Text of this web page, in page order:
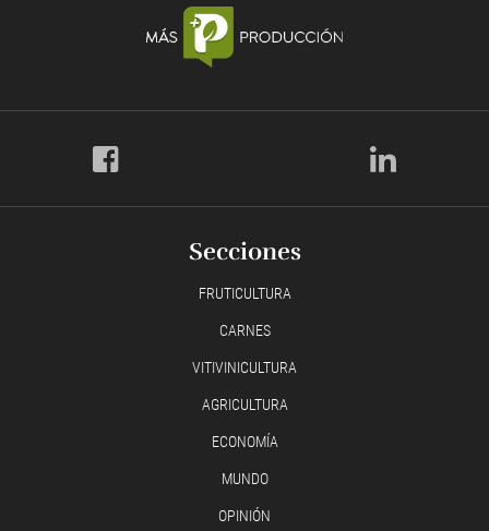
Secciones
FRUTICULTURA
CARNES
VITIVINICULTURA
AGRICULTURA
ECONOMÍA
MUNDO
OPINIÓN